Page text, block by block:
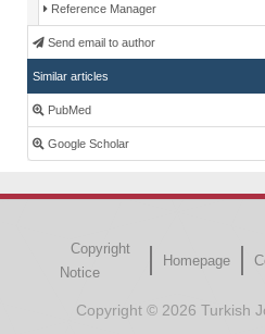
Reference Manager
Send email to author
Similar articles
PubMed
Google Scholar
Copyright
Notice
Homepage
Copyright © 2026 Turkish